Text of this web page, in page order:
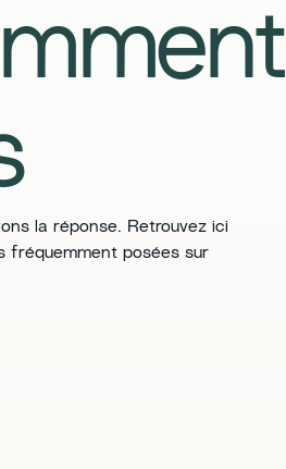
la réponse. Retrouvez ici
fréquemment posées sur